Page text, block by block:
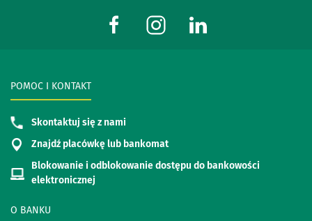
O BANKU
POMOC I KONTAKT
Skontaktuj się z nami
Znajdź placówkę lub bankomat
Blokowanie i odblokowanie dostępu do bankowości
elektronicznej